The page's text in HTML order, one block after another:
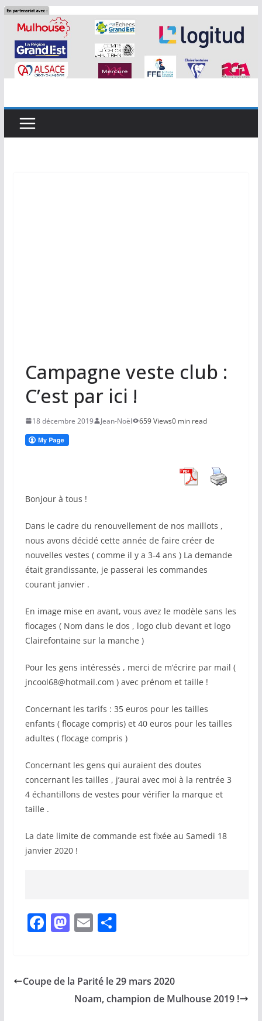
Passer
contenu
Campagne veste club :
C’est par ici !
18 décembre 2019 Jean-Noël 659 Views0 min read
Bonjour à tous !
Dans le cadre du renouvellement de nos maillots ,
nous avons décidé cette année de faire créer de
nouvelles vestes ( comme il y a 3-4 ans ) La demande
était grandissante, je passerai les commandes
courant janvier .
En image mise en avant, vous avez le modèle sans les
flocages ( Nom dans le dos , logo club devant et logo
Clairefontaine sur la manche )
Pour les gens intéressés , merci de m’écrire par mail (
jncool68@hotmail.com ) avec prénom et taille !
Concernant les tarifs : 35 euros pour les tailles
enfants ( flocage compris) et 40 euros pour les tailles
adultes ( flocage compris )
Concernant les gens qui auraient des doutes
concernant les tailles , j’aurai avec moi à la rentrée 3
4 échantillons de vestes pour vérifier la marque et
taille .
La date limite de commande est fixée au Samedi 18
janvier 2020 !
F
e
M
o
d
E
l
P
g
er
Coupe de la Parité le 29 mars 2020
Noam, champion de Mulhouse 2019 !